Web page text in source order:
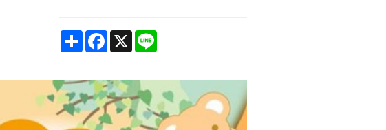
ShareFacebook
X Line